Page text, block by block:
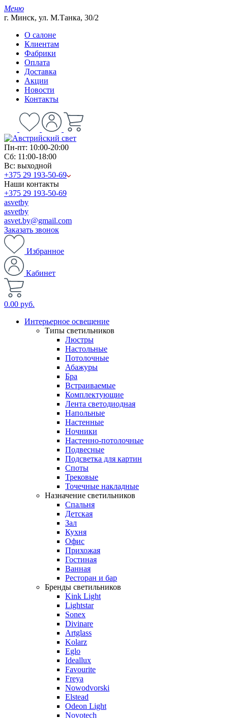
Меню
г. Минск, ул. М.Танка, 30/2
О салоне
Клиентам
Фабрики
Оплата
Доставка
Акции
Новости
Контакты
Пн-пт: 10:00-20:00
Сб: 11:00-18:00
Вс: выходной
+375 29 193-50-69
Наши контакты
+375 29 193-50-69
asvetby
asvetby
asvet.by@gmail.com
Заказать звонок
Избранное
Кабинет
0.00 руб.
Интерьерное освещение
Типы светильников
Люстры
Настольные
Потолочные
Абажуры
Бра
Встраиваемые
Комплектующие
Лента светодиодная
Напольные
Настенные
Ночники
Настенно-потолочные
Подвесные
Подсветка для картин
Споты
Трековые
Точечные накладные
Назначение светильников
Спальня
Детская
Зал
Кухня
Офис
Прихожая
Гостиная
Ванная
Ресторан и бар
Бренды светильников
Kink Light
Lightstar
Sonex
Divinare
Artglass
Kolarz
Eglo
Ideallux
Favourite
Freya
Nowodvorski
Elstead
Odeon Light
Novotech